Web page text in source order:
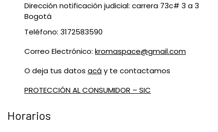
Dirección notificación judicial: carrera 73c# 3 a 3
Bogotá
Teléfono: 3172583590
Correo Electrónico: kromaspace@gmail.com
O deja tus datos acáy te contactamos
PROTECCIÓN AL CONSUMIDOR – SIC
Horarios